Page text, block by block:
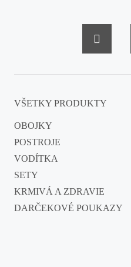
VŠETKY PRODUKTY
OBOJKY
POSTROJE
VODÍTKA
SETY
KRMIVÁ A ZDRAVIE
DARČEKOVÉ POUKAZY